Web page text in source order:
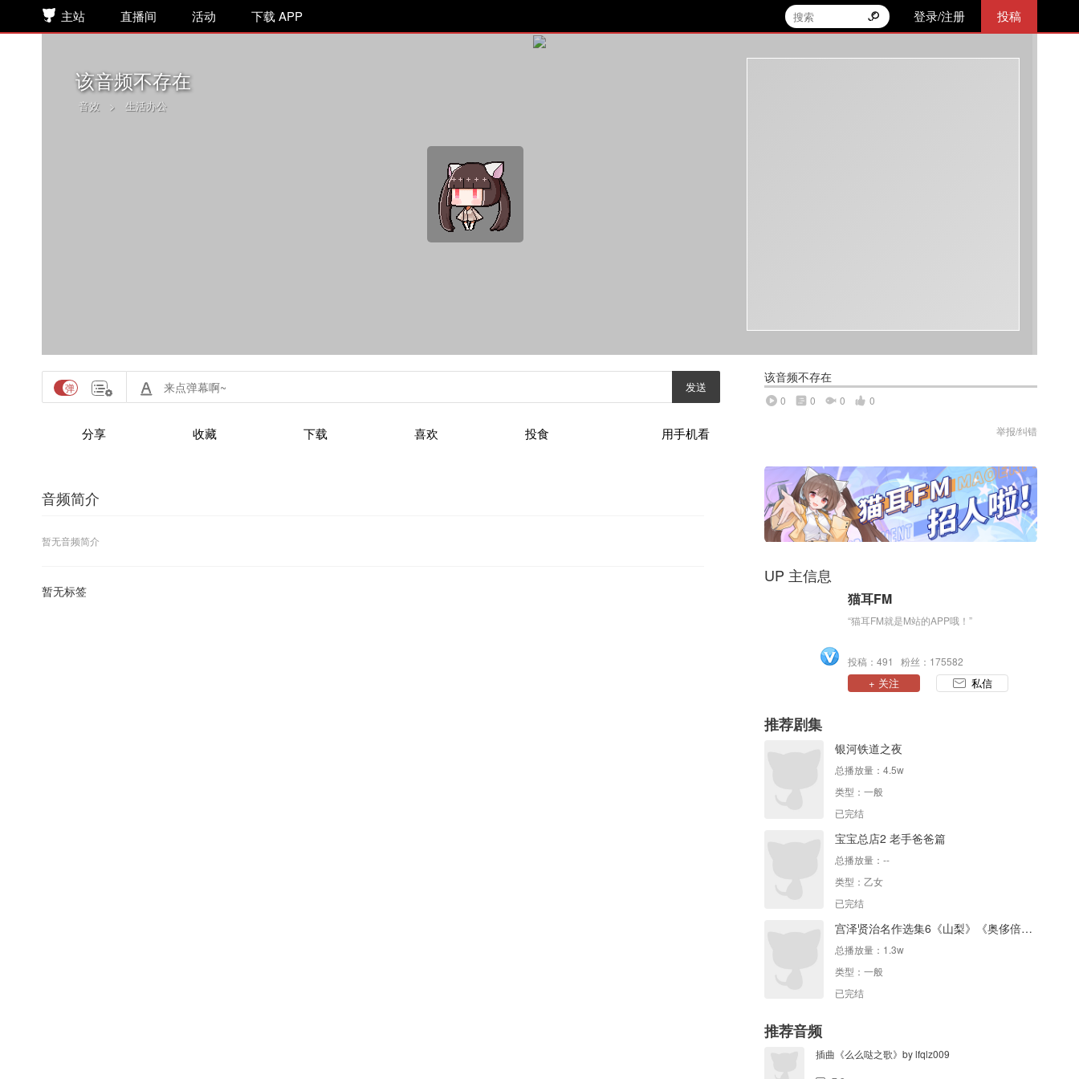
主站 直播间 活动 下载 APP 登录/注册 投稿
该音频不存在
音效 > 生活办公
发送
分享 收藏 下载 喜欢 投食 用手机看
该音频不存在
0 0 0 0
举报/纠错
音频简介
暂无音频简介
暂无标签
UP 主信息
猫耳FM
“猫耳FM就是M站的APP哦！”
投稿：491 粉丝：175582
+ 关注 私信
推荐剧集
银河铁道之夜
总播放量： 4.5w
类型： 一般
已完结
宝宝总店2 老手爸爸篇
总播放量： --
类型： 乙女
已完结
宫泽贤治名作选集6《山梨》《奥侈倍尔与大象》《过雪地》
总播放量： 1.3w
类型： 一般
已完结
推荐音频
插曲《么么哒之歌》by lfqlz009